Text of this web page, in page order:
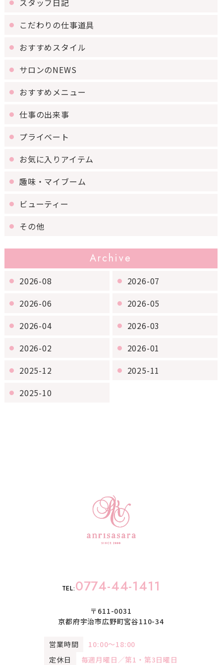
スタッフ日記
こだわりの仕事道具
おすすめスタイル
サロンのNEWS
おすすめメニュー
仕事の出来事
プライベート
お気に入りアイテム
趣味・マイブーム
ビューティー
その他
Archive
2026-08
2026-07
2026-06
2026-05
2026-04
2026-03
2026-02
2026-01
2025-12
2025-11
2025-10
TEL:0774-44-1411
〒611-0031
京都府宇治市広野町宮谷110-34
営業時間
10:00〜18:00
定休日
毎週月曜日／第1・第3日曜日